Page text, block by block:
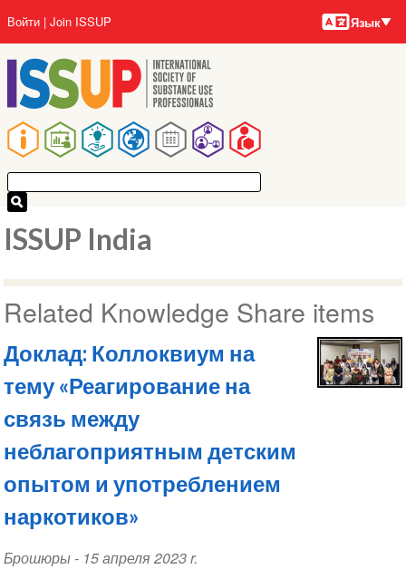
основному
содержанию
Main
navigation
User
account
menu
Войти Join ISSUP Языки
Язык
ISSUP India
Related Knowledge Share items
Доклад: Коллоквиум на
тему «Реагирование на
связь между
неблагоприятным детским
опытом и употреблением
наркотиков»
Брошюры- 15 апреля 2023 r.